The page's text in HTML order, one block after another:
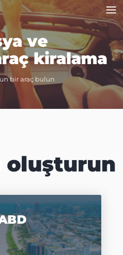
ve
kiralama
bir araç bulun
oluşturun